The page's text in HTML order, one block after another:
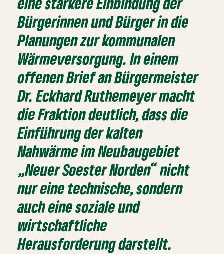
Bürgerinnen und Bürger in die
Planungen zur kommunalen
Wärmeversorgung. In einem
offenen Brief an Bürgermeister
Dr. Eckhard Ruthemeyer macht
die Fraktion deutlich, dass die
Einführung der kalten
Nahwärme im Neubaugebiet
„Neuer Soester Norden“ nicht
nur eine technische, sondern
auch eine soziale und
wirtschaftliche
Herausforderung darstellt.